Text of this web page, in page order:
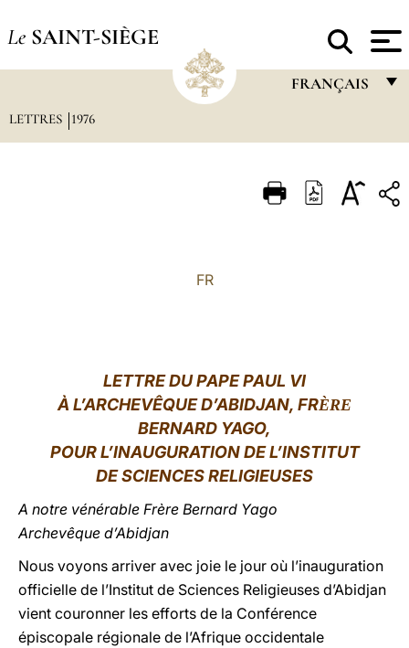
Le SAINT-SIÈGE
FRANÇAIS
ITALIANO
中文
LETTRES 1976
FR
LETTRE DU PAPE PAUL VI
À L’ARCHEVÊQUE D’ABIDJAN, FRÈRE
BERNARD YAGO,
POUR L’INAUGURATION DE L’INSTITUT
DE SCIENCES RELIGIEUSES
A notre vénérable Frère Bernard Yago
Archevêque d’Abidjan
Nous voyons arriver avec joie le jour où l’inauguration
officielle de l’Institut de Sciences Religieuses d’Abidjan
vient couronner les efforts de la Conférence
épiscopale régionale de l’Afrique occidentale